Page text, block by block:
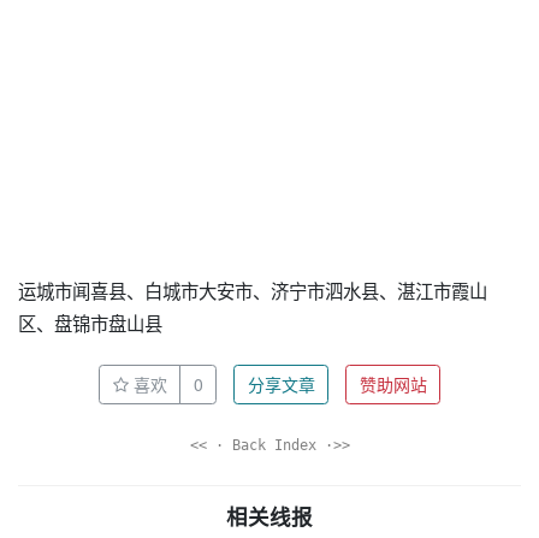
运城市闻喜县、白城市大安市、济宁市泗水县、湛江市霞山
区、盘锦市盘山县
喜欢 0 分享文章 赞助网站
<< · Back Index ·>>
相关线报